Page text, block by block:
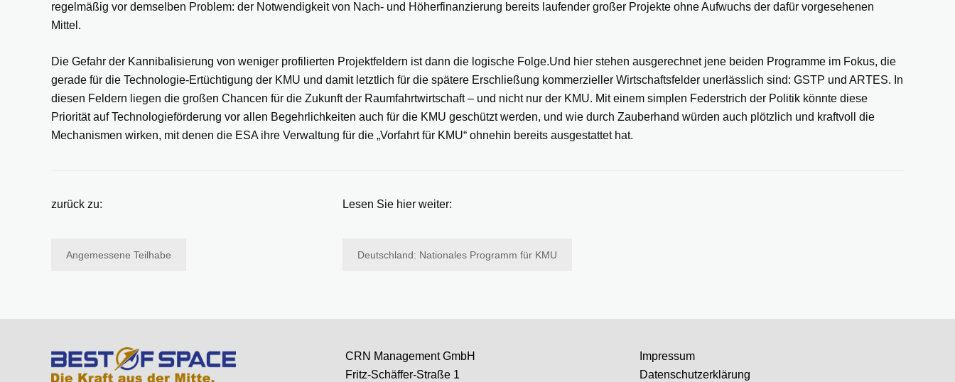
regelmäßig vor demselben Problem: der Notwendigkeit von Nach- und Höherfinanzierung bereits laufender großer Projekte ohne Aufwuchs der dafür vorgesehenen
Mittel.
Die Gefahr der Kannibalisierung von weniger profilierten Projektfeldern ist dann die logische Folge.Und hier stehen ausgerechnet jene beiden Programme im Fokus, die
gerade für die Technologie-Ertüchtigung der KMU und damit letztlich für die spätere Erschließung kommerzieller Wirtschaftsfelder unerlässlich sind: GSTP und ARTES. In
diesen Feldern liegen die großen Chancen für die Zukunft der Raumfahrtwirtschaft – und nicht nur der KMU. Mit einem simplen Federstrich der Politik könnte diese
Priorität auf Technologieförderung vor allen Begehrlichkeiten auch für die KMU geschützt werden, und wie durch Zauberhand würden auch plötzlich und kraftvoll die
Mechanismen wirken, mit denen die ESA ihre Verwaltung für die „Vorfahrt für KMU“ ohnehin bereits ausgestattet hat.
zurück zu:
Angemessene Teilhabe
Lesen Sie hier weiter:
Deutschland: Nationales Programm für KMU
CRN Management GmbH
Fritz-Schäffer-Straße 1
Impressum
Datenschutzerklärung